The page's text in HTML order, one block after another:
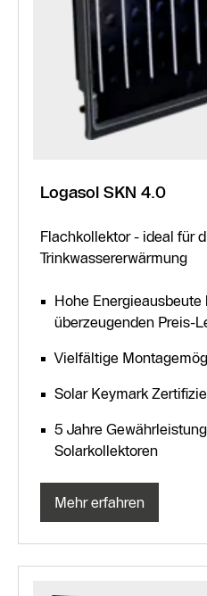
Logasol SKN 4.0
Flachkollektor - ideal für
Trinkwassererwärmung
Hohe Energieausbeute
überzeugenden Preis-
Vielfältige
Solar Keymark
5 Jahre
Solarkollektoren
Mehr erfahren